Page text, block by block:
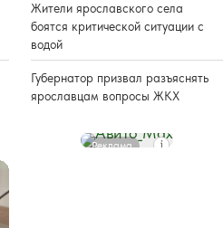
Жители ярославского села
боятся критической ситуации с
водой
Губернатор призвал разъяснять
ярославцам вопросы ЖКХ
Реклама